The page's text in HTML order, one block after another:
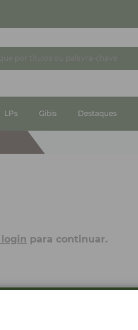
LPs Gibis Destaques
login para continuar.